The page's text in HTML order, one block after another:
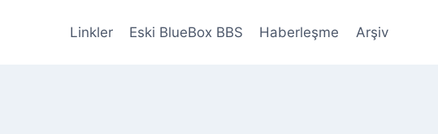
Linkler Eski BlueBox BBS Haberleşme Arşiv